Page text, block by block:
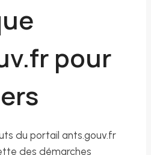
pour
du portail ants.gouv.fr
des démarches